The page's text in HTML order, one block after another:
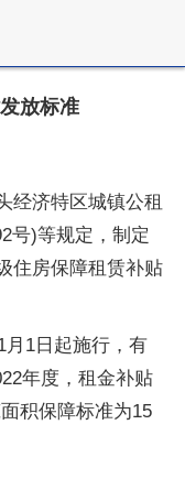
放标准
经济特区城镇公租
号)等规定，制定
住房保障租赁补贴
月1日起施行，有
年度，租金补贴
积保障标准为15